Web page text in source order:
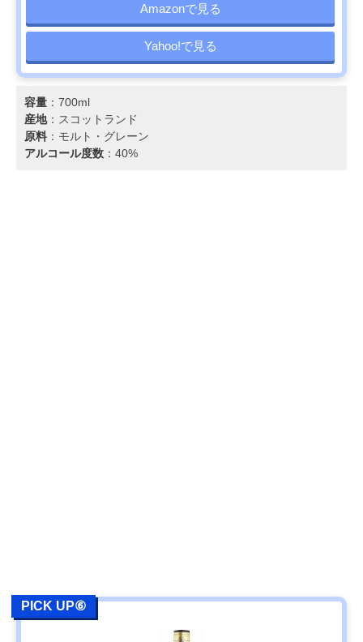
Amazonで見る
Yahoo!で見る
容量 ：700ml
産地：スコットランド
原料 ：モルト・グレーン
アルコール度数 ：40%
PICK UP⑥